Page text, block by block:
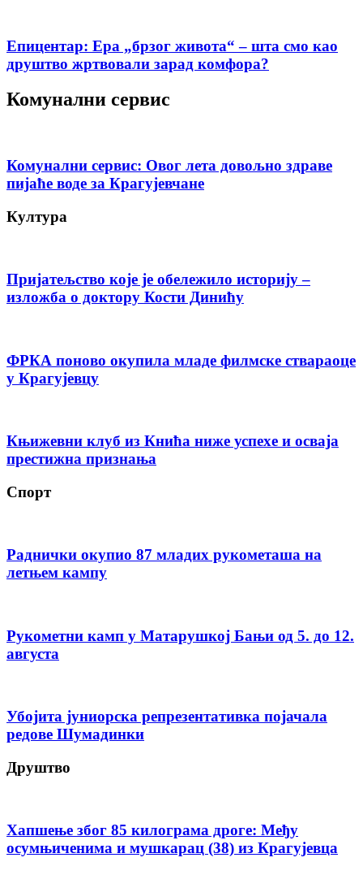
Епицентар: Ера „брзог живота“ – шта смо као
друштво жртвовали зарад комфора?
Комунални сервис
Комунални сервис: Овог лета довољно здраве
пијаће воде за Крагујевчане
Култура
Пријатељство које је обележило историју –
изложба о доктору Кости Динићу
ФРКА поново окупила младе филмске ствараоце
у Крагујевцу
Књижевни клуб из Кнића ниже успехе и осваја
престижна признања
Спорт
Раднички окупио 87 младих рукометаша на
летњем кампу
Рукометни камп у Матарушкој Бањи од 5. до 12.
августа
Убојита јуниорска репрезентативка појачала
редове Шумадинки
Друштво
Хапшење због 85 килограма дроге: Међу
осумњиченима и мушкарац (38) из Крагујевца